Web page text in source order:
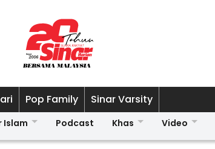
Pop Family Sinar Varsity
Islam Podcast Khas Video